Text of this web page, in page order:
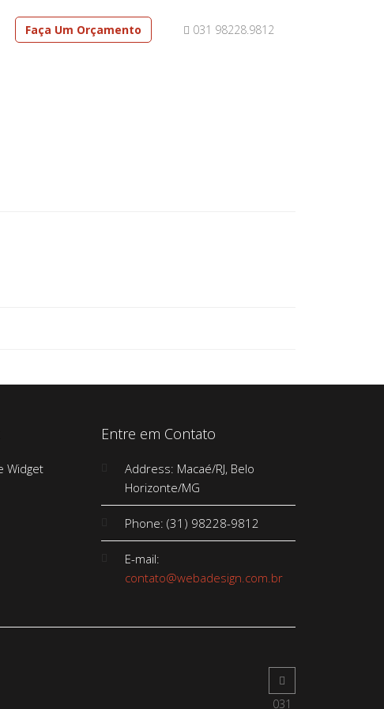
031 98228.9812
Faça Um Orçamento
Entre em Contato
Address: Macaé/RJ, Belo
Horizonte/MG
Phone: (31) 98228-9812
E-mail:
contato@webadesign.com.br
031